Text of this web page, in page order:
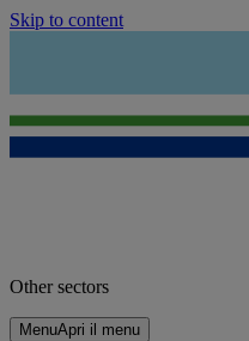
Skip to content
Other sectors
MenuApri il menu